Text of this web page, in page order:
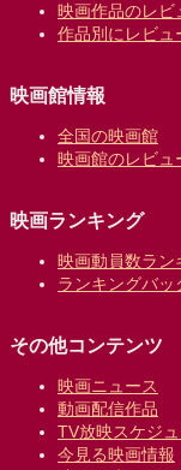
映画作品のレビ
作品別にレビュ
映画館情報
全国の映画館
映画館のレビュ
映画ランキング
映画動員数ラン
ランキングバッ
その他コンテンツ
映画ニュース
動画配信作品
TV放映スケジ
今見る映画情報